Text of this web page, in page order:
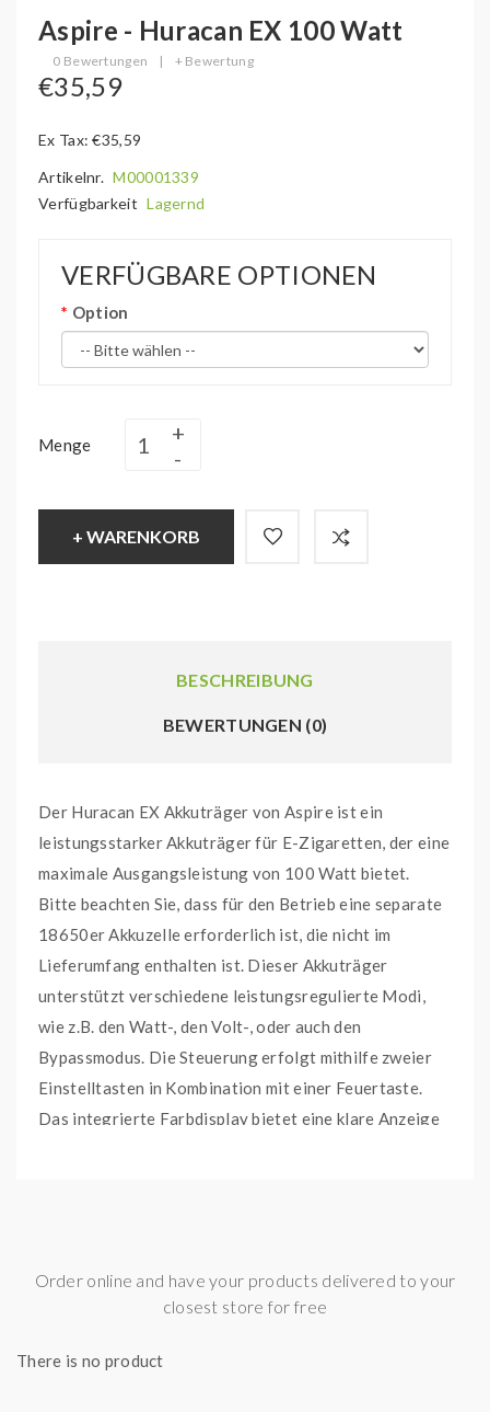
Aspire - Huracan EX 100 Watt
0 Bewertungen | + Bewertung
€35,59
Ex Tax: €35,59
Artikelnr. M00001339
Verfügbarkeit Lagernd
VERFÜGBARE OPTIONEN
Option
Menge
+ WARENKORB
BESCHREIBUNG
BEWERTUNGEN (0)
Der Huracan EX Akkuträger von Aspire ist ein
leistungsstarker Akkuträger für E-Zigaretten, der eine
maximale Ausgangsleistung von 100 Watt bietet.
Bitte beachten Sie, dass für den Betrieb eine separate
18650er Akkuzelle erforderlich ist, die nicht im
Lieferumfang enthalten ist. Dieser Akkuträger
unterstützt verschiedene leistungsregulierte Modi,
wie z.B. den Watt-, den Volt-, oder auch den
Bypassmodus. Die Steuerung erfolgt mithilfe zweier
Einstelltasten in Kombination mit einer Feuertaste.
Das integrierte Farbdisplay bietet eine klare Anzeige
1x Type C-USB-Kabel
Order online and have your products delivered to your
closest store for free
There is no product